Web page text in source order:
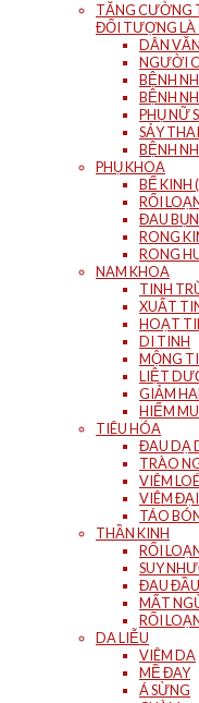
TĂNG CƯỜNG
ĐỐI TƯỢNG LÀ
DÂN
NGƯỜI
BỆNH
BỆNH
PHỤ NỮ
SẢY THAI
BỆNH
PHỤ KHOA
BẾ KINH
RỐI
ĐAU
RONG
RONG
NAM KHOA
TINH
XUẤT
HOẠT
DI TINH
MỘNG
LIỆT
GIẢM
HIẾM
TIÊU HÓA
ĐAU DẠ
TRÀO
VIÊM
VIÊM
TÁO
THẦN KINH
RỐI
SUY
ĐAU
MẤT
RỐI
DA LIỄU
VIÊM DA
MỀ ĐAY
Á SỪNG